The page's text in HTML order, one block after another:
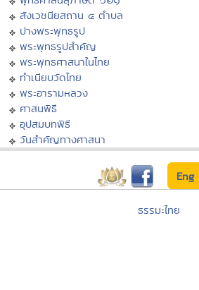
สังเวชนียสถาน ๔ ตำบล
ปางพระพุทธรูป
พระพุทธรูปสำคัญ
พระพุทธศาสนาในไทย
ทำเนียบวัดไทย
พระอารามหลวง
ศาสนพิธี
อุปสมบทพิธี
วันสำคัญทางศาสนา
Eng
ธรรมะไทย